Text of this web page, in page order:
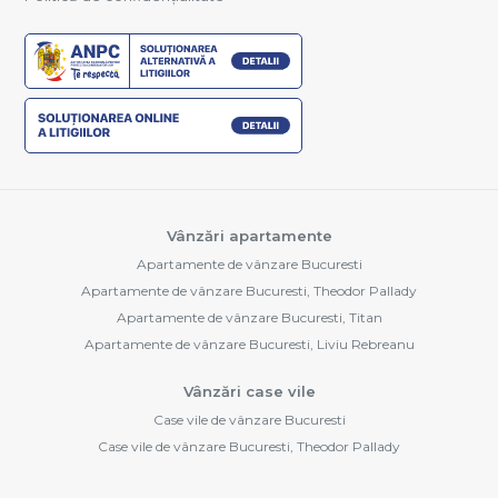
Vânzări apartamente
Apartamente de vânzare Bucuresti
Apartamente de vânzare Bucuresti, Theodor Pallady
Apartamente de vânzare Bucuresti, Titan
Apartamente de vânzare Bucuresti, Liviu Rebreanu
Vânzări case vile
Case vile de vânzare Bucuresti
Case vile de vânzare Bucuresti, Theodor Pallady